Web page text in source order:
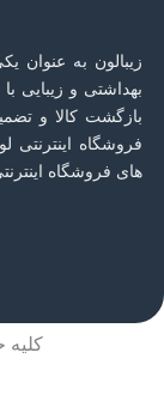
زیبالون به عنوان
بازگشت کالا و
فروشگاه اینترنتی
های فروشگاه
کلیه